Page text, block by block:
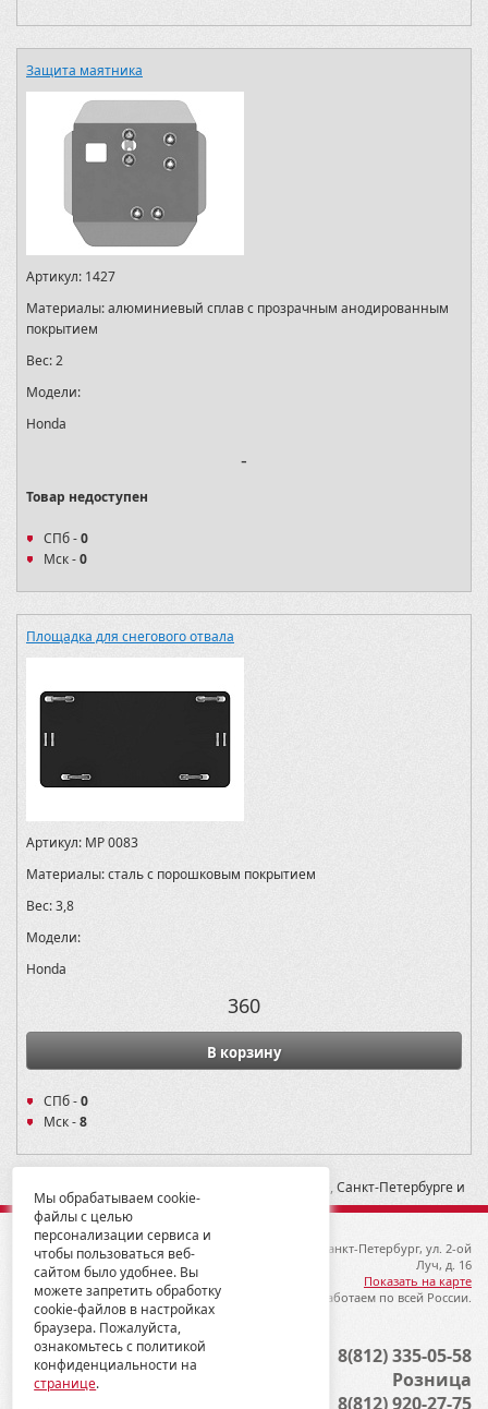
Защита маятника
Артикул: 1427
Материалы:алюминиевый сплав с прозрачным анодированным
покрытием
Вес:2
Модели:
Honda
-
Товар недоступен
СПб -0
Мск -0
Площадка для снегового отвала
Артикул: MP 0083
Материалы:сталь с порошковым покрытием
Вес:3,8
Модели:
Honda
360
В корзину
СПб -0
Мск -8
* -- Рекомендованная розничная цена в Москве, Санкт-Петербурге и
Екатеринбурге
© 2012-2026 ГК Металлопродукция
192019, Санкт-Петербург, ул. 2-ой
Луч, д. 16
Показать на карте
Мы работаем по всей России.
8(812) 335-05-58
Розница
8(812) 920-27-75
Мы обрабатываем cookie-
файлы с целью
персонализации сервиса и
чтобы пользоваться веб-
сайтом было удобнее. Вы
можете запретить обработку
cookie-файлов в настройках
браузера. Пожалуйста,
ознакомьтесь с политикой
конфиденциальности на
странице.